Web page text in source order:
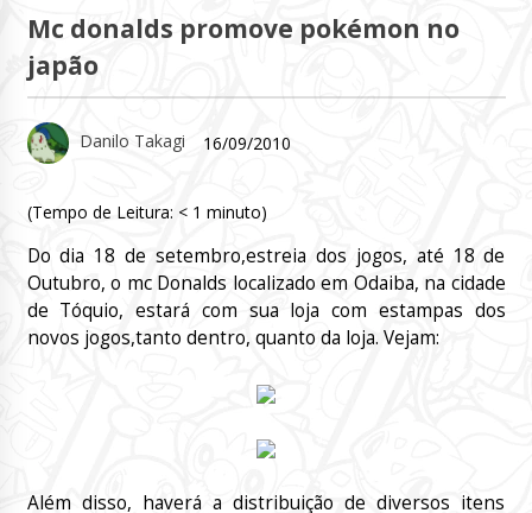
Mc donalds promove pokémon no
japão
Danilo Takagi 16/09/2010
(Tempo de Leitura: < 1 minuto)
Do dia 18 de setembro,estreia dos jogos, até 18 de
Outubro, o mc Donalds localizado em Odaiba, na cidade
de Tóquio, estará com sua loja com estampas dos
novos jogos,tanto dentro, quanto da loja. Vejam:
Além disso, haverá a distribuição de diversos itens